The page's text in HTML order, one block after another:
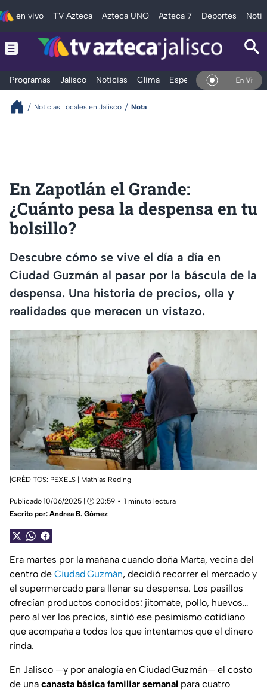
en vivo TV Azteca Azteca UNO Azteca 7 Deportes
Programas Jalisco Noticias Clima Espectáculos Deportes
En Vivo
Noticias Locales en Jalisco Nota
En Zapotlán el Grande:
¿Cuánto pesa la despensa en tu
bolsillo?
Descubre cómo se vive el día a día en
Ciudad Guzmán al pasar por la báscula de la
despensa. Una historia de precios, olla y
realidades que merecen un vistazo.
|CRÉDITOS: PEXELS | Mathias Reding
Publicado 10/06/2025 | 🕑 20:59
1 minuto lectura
Escrito por: Andrea B. Gómez
Era martes por la mañana cuando doña Marta, vecina del
centro de Ciudad Guzmán, decidió recorrer el mercado y
el supermercado para llenar su despensa. Los pasillos
ofrecían productos conocidos: jitomate, pollo, huevos…
pero al ver los precios, sintió ese pesimismo cotidiano
que acompaña a todos los que intentamos que el dinero
rinda.
En Jalisco —y por analogía en Ciudad Guzmán— el costo
de una canasta básica familiar semanal para cuatro